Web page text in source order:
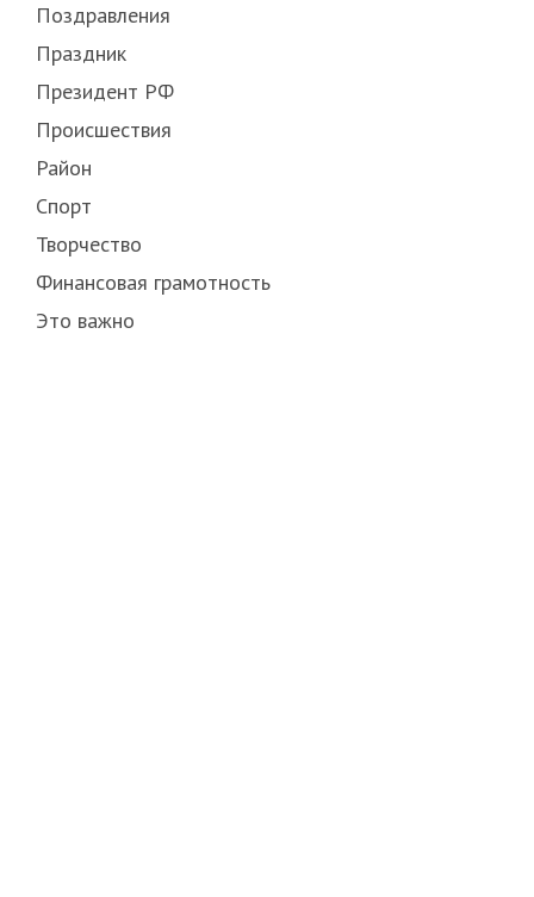
Поздравления
Праздник
Президент РФ
Происшествия
Район
Спорт
Творчество
Финансовая грамотность
Это важно